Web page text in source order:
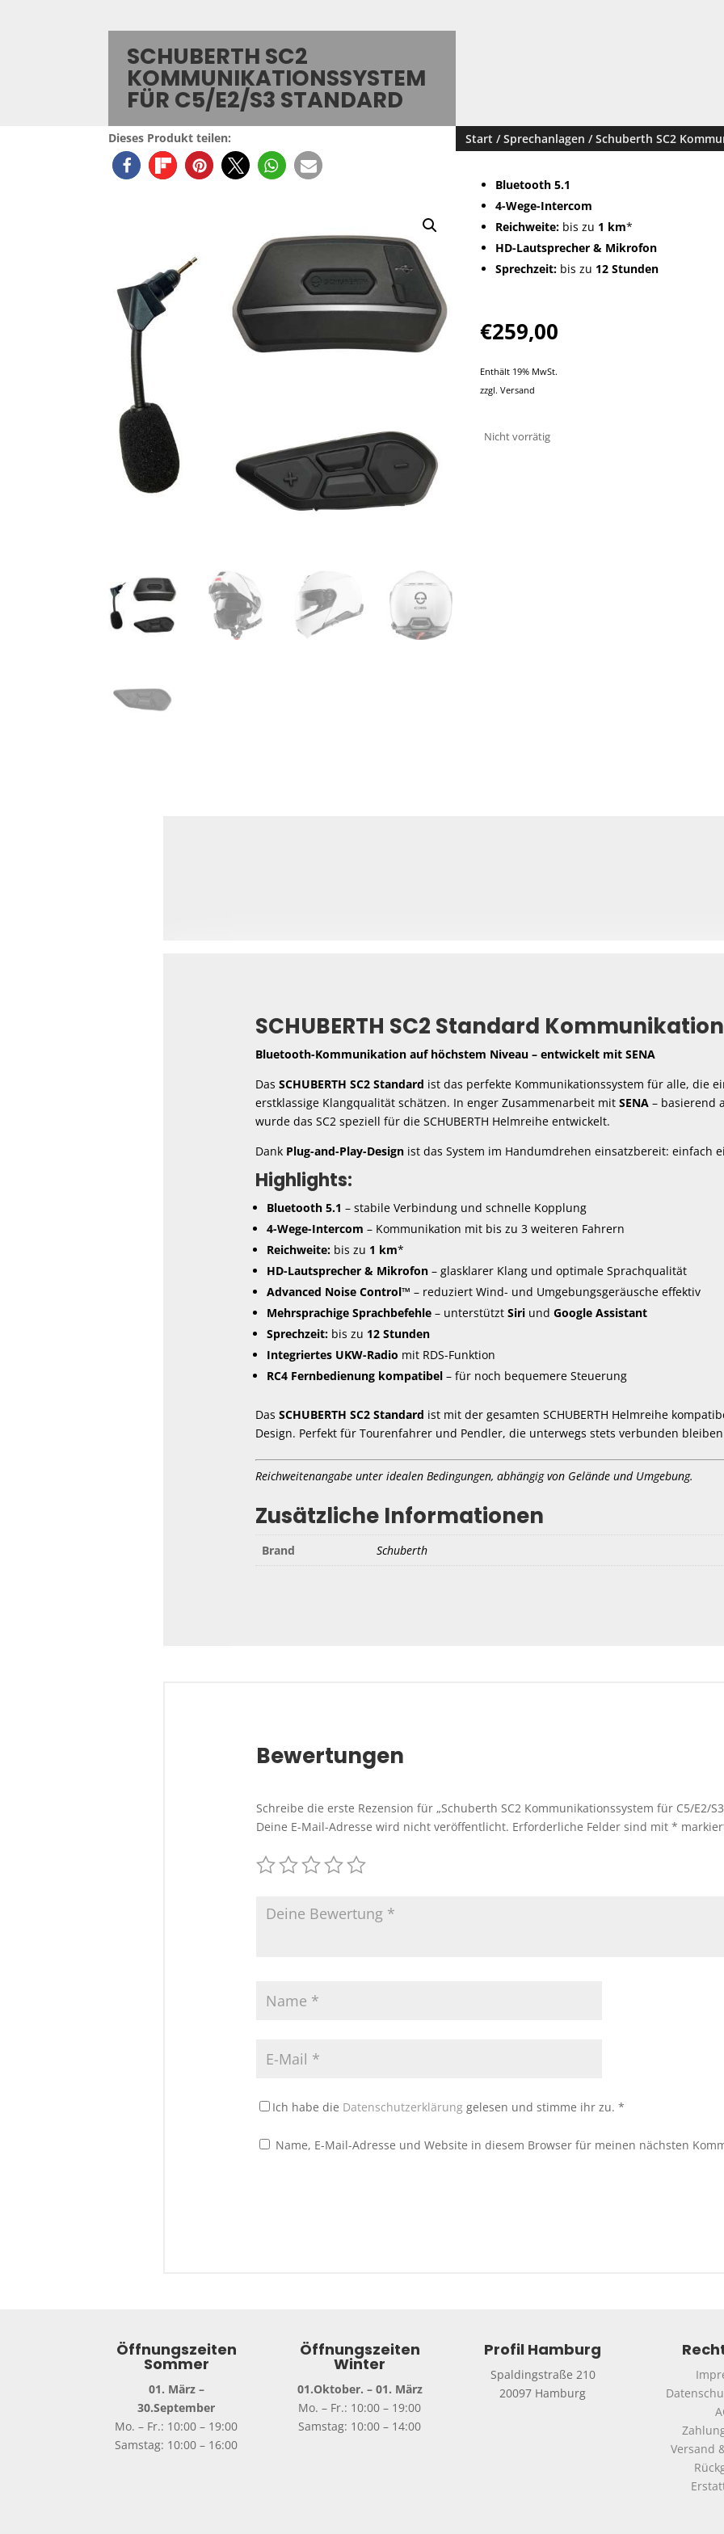
SCHUBERTH SC2
KOMMUNIKATIONSSYSTEM
FÜR C5/E2/S3 STANDARD
Dieses Produkt teilen: Start /Sprechanlagen / Schuberth SC2
Bluetooth 5.1
4-Wege-Intercom
Reichweite: bis zu 1 km*
HD-Lautsprecher & Mikrofon
Sprechzeit: bis zu 12 Stunden
€259,00
Enthält 19% MwSt.
zzgl.Versand
Nicht vorrätig
SCHUBERTH SC2 Standard
Bluetooth-Kommunikation auf höchstem Niveau – entwickelt mit SENA
Das SCHUBERTH SC2 Standard ist das perfekte Kommunikationssystem für alle, die
erstklassige Klangqualität schätzen. In enger Zusammenarbeit mit SENA– basierend
wurde das SC2 speziell für die SCHUBERTH Helmreihe entwickelt.
Dank Plug-and-Play-Designist das System im Handumdrehen einsatzbereit: einfach
Highlights:
Bluetooth 5.1 – stabile Verbindung und schnelle Kopplung
4-Wege-Intercom – Kommunikation mit bis zu 3 weiteren Fahrern
Reichweite:bis zu 1 km*
HD-Lautsprecher & Mikrofon– glasklarer Klang und optimale Sprachqualität
Advanced Noise Control™ – reduziert Wind- und Umgebungsgeräusche effektiv
Mehrsprachige Sprachbefehle– unterstützt Siriund Google Assistant
Sprechzeit:bis zu 12 Stunden
Integriertes UKW-Radio mit RDS-Funktion
RC4 Fernbedienung kompatibel– für noch bequemere Steuerung
Das SCHUBERTH SC2 Standard ist mit der gesamten SCHUBERTH Helmreihe
Design. Perfekt für Tourenfahrer und Pendler, die unterwegs stets verbunden
Reichweitenangabe unter idealen Bedingungen, abhängig von Gelände und Umgebung.
Zusätzliche Informationen
Brand Schuberth
Bewertungen
Schreibe die erste Rezension für „Schuberth SC2 Kommunikationssystem für C5/E2/
Deine E-Mail-Adresse wird nicht veröffentlicht. Erforderliche Felder sind mit*
Ich habe die Datenschutzerklärung gelesen und stimme ihr zu. *
Name, E-Mail-Adresse und Website in diesem Browser für meinen nächsten
Öffnungszeiten
Sommer
01. März –
30.September
Mo. – Fr.: 10:00 – 19:00
Samstag: 10:00 – 16:00
Öffnungszeiten
Winter
01.Oktober. – 01. März
Mo. – Fr.: 10:00 – 19:00
Samstag: 10:00 – 14:00
Profil Hamburg
Spaldingstraße 210
20097 Hamburg
Versand